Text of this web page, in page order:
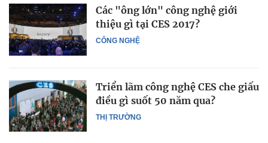
CÔNG NGHỆ
Các "ông lớn" công nghệ giới
thiệu gì tại CES 2017?
THỊ TRƯỜNG
Triển lãm công nghệ CES che giấu
điều gì suốt 50 năm qua?